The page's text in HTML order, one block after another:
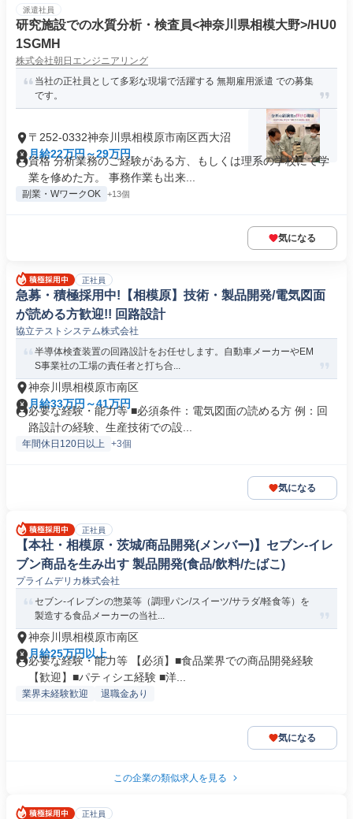
派遣社員
研究施設での水質分析・検査員<神奈川県相模大野>/HU0
1SGMH
株式会社朝日エンジニアリング
当社の正社員として多彩な現場で活躍する 無期雇用派遣 での募集
です。
〒252-0332神奈川県相模原市南区西大沼
月給22万円～29万円
資格 分析業務のご経験がある方、もしくは理系の学校にて学
業を修めた方。 事務作業も出来...
副業・WワークOK +13個
気になる
正社員
急募・積極採用中!【相模原】技術・製品開発/電気図面
が読める方歓迎!! 回路設計
協立テストシステム株式会社
半導体検査装置の回路設計をお任せします。自動車メーカーやEM
S事業社の工場の責任者と打ち合...
神奈川県相模原市南区
月給33万円～41万円
必要な経験・能力等 ■必須条件：電気図面の読める方 例：回
路設計の経験、生産技術での設...
年間休日120日以上 +3個
気になる
正社員
【本社・相模原・茨城/商品開発(メンバー)】セブン-イレ
ブン商品を生み出す 製品開発(食品/飲料/たばこ)
プライムデリカ株式会社
セブン-イレブンの惣菜等（調理パン/スイーツ/サラダ/軽食等）を
製造する食品メーカーの当社...
神奈川県相模原市南区
月給25万円以上
必要な経験・能力等 【必須】■食品業界での商品開発経験
【歓迎】■パティシエ経験 ■洋...
業界未経験歓迎 退職金あり
気になる
この企業の類似求人を見る
正社員